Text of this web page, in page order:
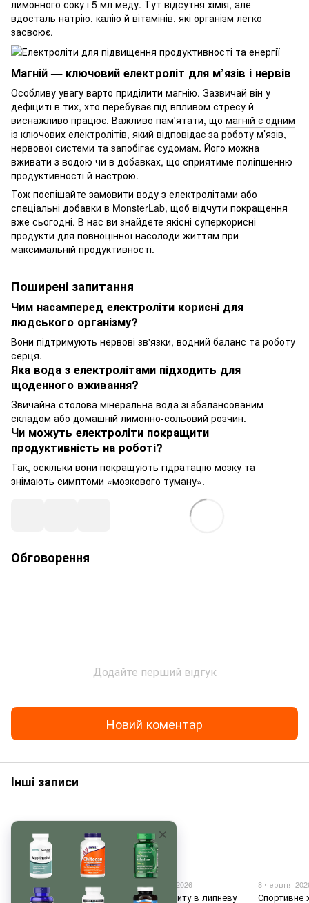
лимонного соку і 5 мл меду. Тут відсутня хімія, але
вдосталь натрію, калію й вітамінів, які організм легко
засвоює.
Магній — ключовий електроліт для м’язів і нервів
Особливу увагу варто приділити магнію. Зазвичай він у
дефіциті в тих, хто перебуває під впливом стресу й
виснажливо працює. Важливо пам'ятати, що магній є одним
із ключових електролітів, який відповідає за роботу м’язів,
нервової системи та запобігає судомам. Його можна
вживати з водою чи в добавках, що сприятиме поліпшенню
продуктивності й настрою.
Тож поспішайте замовити воду з електролітами або
спеціальні добавки в MonsterLab, щоб відчути покращення
вже сьогодні. В нас ви знайдете якісні суперкорисні
продукти для повноцінної насолоди життям при
максимальній продуктивності.
Поширені запитання
Чим насамперед електроліти корисні для
людського організму?
Вони підтримують нервові зв'язки, водний баланс та роботу
серця.
Яка вода з електролітами підходить для
щоденного вживання?
Звичайна столова мінеральна вода зі збалансованим
складом або домашній лимонно-сольовий розчин.
Чи можуть електроліти покращити
продуктивність на роботі?
Так, оскільки вони покращують гідратацію мозку та
знімають симптоми «мозкового туману».
Обговорення
Додайте перший відгук
Новий коментар
Інші записи
Тримаємо водно-
16 червня 2026
Нуль апетиту в липневу
8 червня
Спортивне